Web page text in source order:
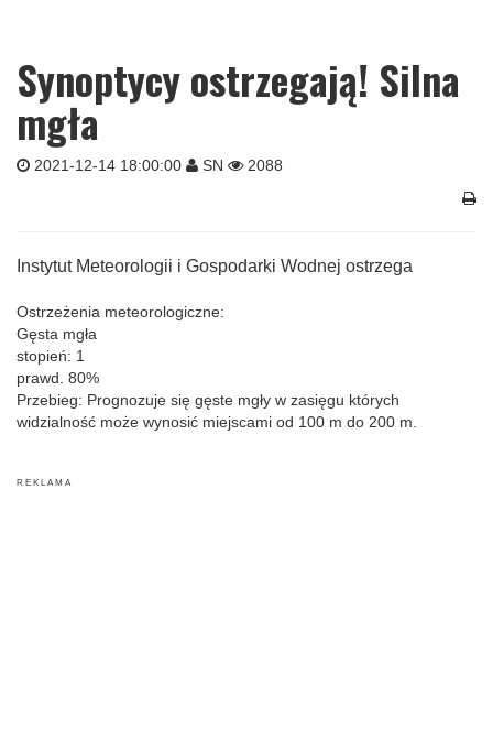
Synoptycy ostrzegają! Silna
mgła
2021-12-14 18:00:00 SN 2088
Instytut Meteorologii i Gospodarki Wodnej ostrzega
Ostrzeżenia meteorologiczne:
Gęsta mgła
stopień: 1
prawd. 80%
Przebieg: Prognozuje się gęste mgły w zasięgu których
widzialność może wynosić miejscami od 100 m do 200 m.
R E K L A M A